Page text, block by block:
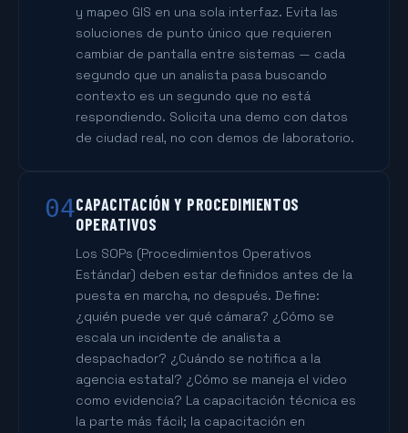
y mapeo GIS en una sola interfaz. Evita las
soluciones de punto único que requieren
cambiar de pantalla entre sistemas — cada
segundo que un analista pasa buscando
contexto es un segundo que no está
respondiendo. Solicita una demo con datos
de ciudad real, no con demos de laboratorio.
04CAPACITACIÓN Y PROCEDIMIENTOS
OPERATIVOS
Los SOPs (Procedimientos Operativos
Estándar) deben estar definidos antes de la
puesta en marcha, no después. Define:
¿quién puede ver qué cámara? ¿Cómo se
escala un incidente de analista a
despachador? ¿Cuándo se notifica a la
agencia estatal? ¿Cómo se maneja el video
como evidencia? La capacitación técnica es
la parte más fácil; la capacitación en